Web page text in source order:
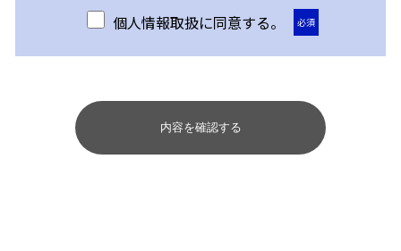
個人情報取扱に同意する。 必須
内容を確認する